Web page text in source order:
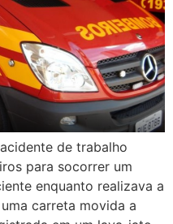
de trabalho
para socorrer um
enquanto realizava a
carreta movida a